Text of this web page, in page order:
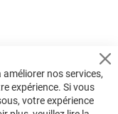
nos services,
expérience. Si vous
votre expérience